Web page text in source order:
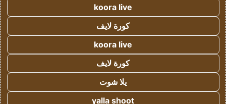
koora live
كورة لايف
koora live
كورة لايف
يلا شوت
yalla shoot